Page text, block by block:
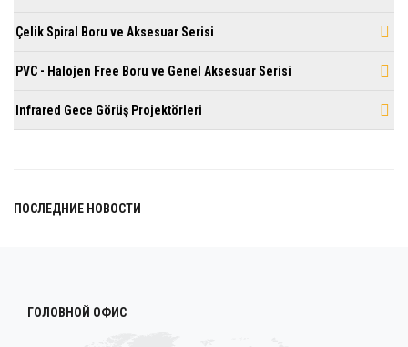
Çelik Spiral Boru ve Aksesuar Serisi
PVC - Halojen Free Boru ve Genel Aksesuar Serisi
Infrared Gece Görüş Projektörleri
ПОСЛЕДНИЕ НОВОСТИ
ГОЛОВНОЙ ОФИС